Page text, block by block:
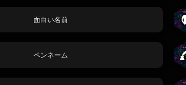
面白い名前
ペンネーム